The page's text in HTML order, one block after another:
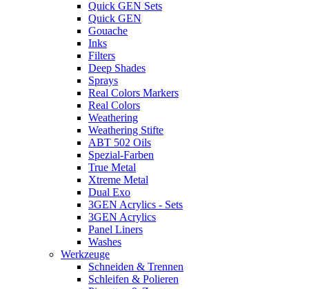
Quick GEN Sets
Quick GEN
Gouache
Inks
Filters
Deep Shades
Sprays
Real Colors Markers
Real Colors
Weathering
Weathering Stifte
ABT 502 Oils
Spezial-Farben
True Metal
Xtreme Metal
Dual Exo
3GEN Acrylics - Sets
3GEN Acrylics
Panel Liners
Washes
Werkzeuge
Schneiden & Trennen
Schleifen & Polieren